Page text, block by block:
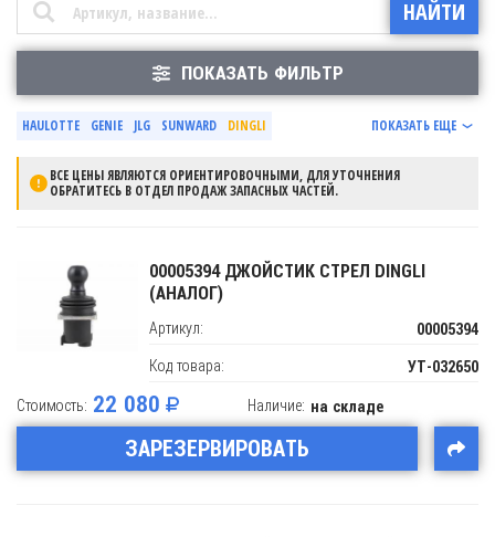
ПОКАЗАТЬ ФИЛЬТР
HAULOTTE GENIE JLG SUNWARD DINGLI ПОКАЗАТЬ ЕЩЕ
ВСЕ ЦЕНЫ ЯВЛЯЮТСЯ ОРИЕНТИРОВОЧНЫМИ, ДЛЯ УТОЧНЕНИЯ
ОБРАТИТЕСЬ В ОТДЕЛ ПРОДАЖ ЗАПАСНЫХ ЧАСТЕЙ.
00005394 ДЖОЙСТИК СТРЕЛ DINGLI
(АНАЛОГ)
Артикул:
00005394
Код товара: УТ-032650
Стоимость: 22 080
ЗАРЕЗЕРВИРОВАТЬ
Наличие: на складе